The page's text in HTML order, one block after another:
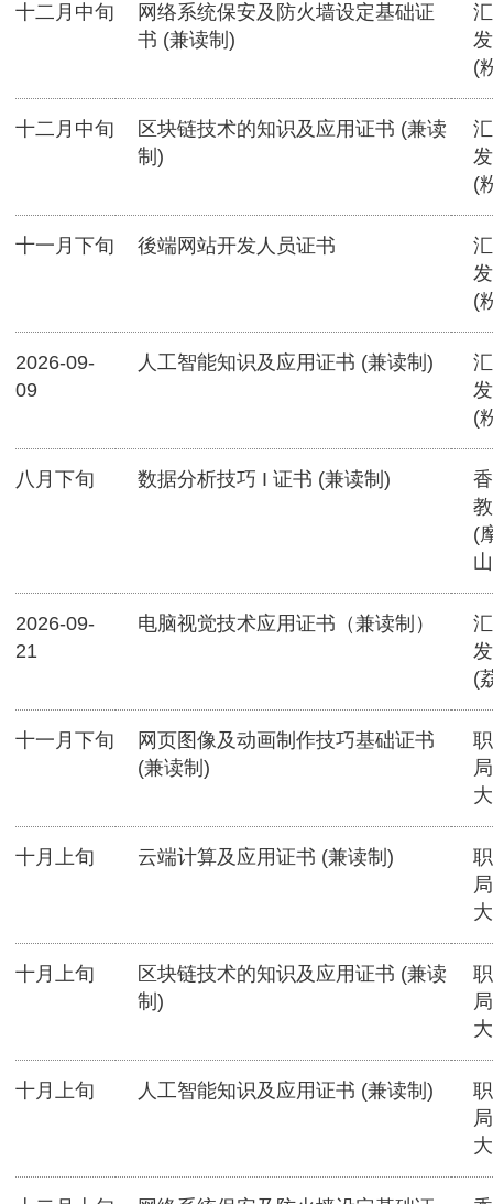
十二月中旬
网络系统保安及防火墙设定基础证
书 (兼读制)
(
十二月中旬
区块链技术的知识及应用证书 (兼读
制)
(
十一月下旬 後端网站开发人员证书
(
2026-09-
09
人工智能知识及应用证书 (兼读制)
(
八月下旬 数据分析技巧 I 证书 (兼读制)
(
2026-09-
21
电脑视觉技术应用证书（兼读制）
(
十一月下旬
网页图像及动画制作技巧基础证书
(兼读制)
十月上旬 云端计算及应用证书 (兼读制)
十月上旬
区块链技术的知识及应用证书 (兼读
制)
十月上旬 人工智能知识及应用证书 (兼读制)